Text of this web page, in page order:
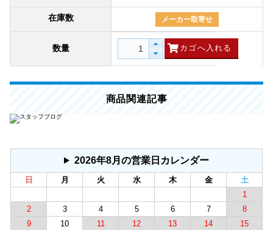
在庫数 メーカー取寄せ
数量
商品関連記事
2026年8月の営業日カレンダー
日 月 火 水 木 金
土
1
2
3 4 5 6 7
8
9
10 11 12 13 14
15